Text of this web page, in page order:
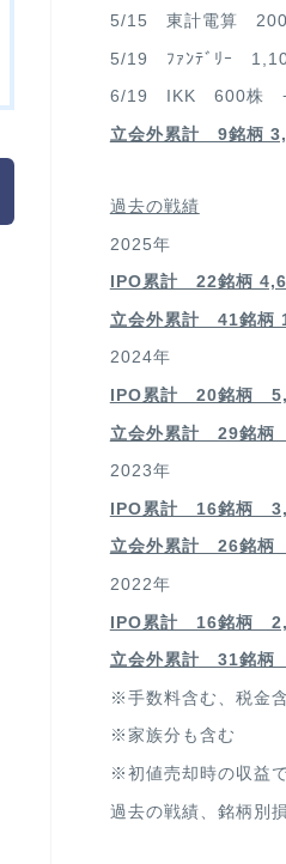
5/15 東計電算
5/19 ﾌｧﾝﾃﾞﾘｰ
6/19 IKK 600株
立会外累計 9銘柄
過去の戦績
2025年
IPO累計 22銘柄
立会外累計 41銘柄
2024年
IPO累計 20銘柄
立会外累計 29銘
2023年
IPO累計 16銘柄
立会外累計 26銘
2022年
IPO累計 16銘柄
立会外累計 31銘
※手数料含む、税金
※家族分も含む
※初値売却時の収益
過去の戦績、銘柄別